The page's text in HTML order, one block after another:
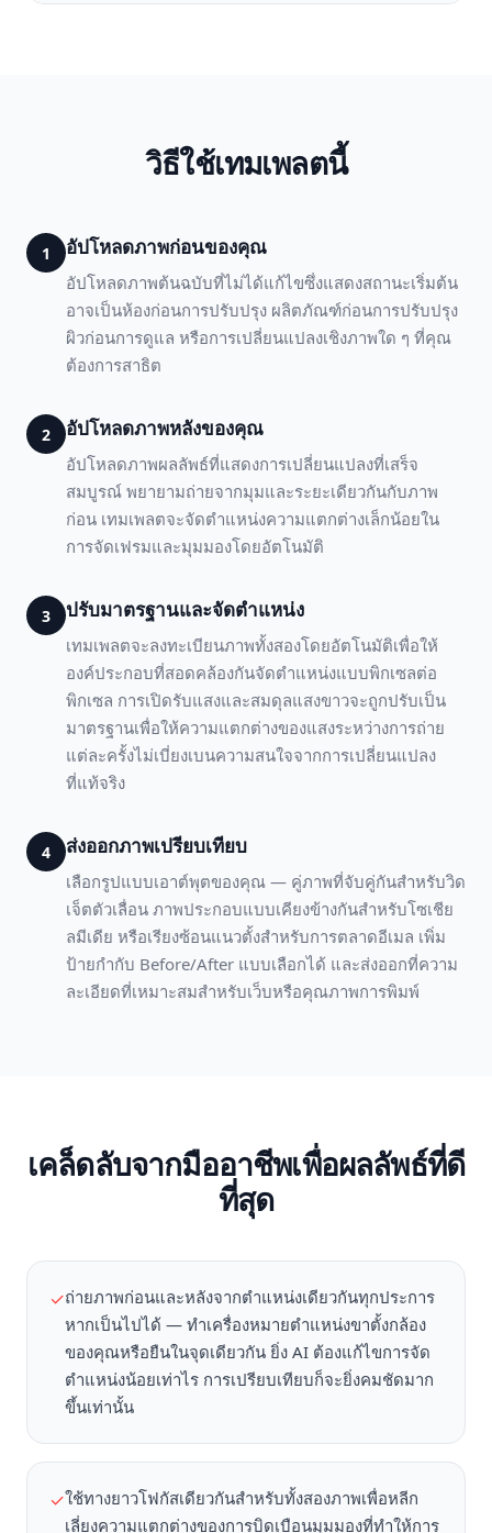
วิธีใช้เทมเพลตนี้
1 อัปโหลดภาพก่อนของคุณ
อัปโหลดภาพต้นฉบับที่ไม่ได้แก้ไขซึ่งแสดงสถานะเริ่มต้น
อาจเป็นห้องก่อนการปรับปรุง ผลิตภัณฑ์ก่อนการปรับปรุง
ผิวก่อนการดูแล หรือการเปลี่ยนแปลงเชิงภาพใด ๆ ที่คุณ
ต้องการสาธิต
2 อัปโหลดภาพหลังของคุณ
อัปโหลดภาพผลลัพธ์ที่แสดงการเปลี่ยนแปลงที่เสร็จ
สมบูรณ์ พยายามถ่ายจากมุมและระยะเดียวกันกับภาพ
ก่อน เทมเพลตจะจัดตำแหน่งความแตกต่างเล็กน้อยใน
การจัดเฟรมและมุมมองโดยอัตโนมัติ
3 ปรับมาตรฐานและจัดตำแหน่ง
เทมเพลตจะลงทะเบียนภาพทั้งสองโดยอัตโนมัติเพื่อให้
องค์ประกอบที่สอดคล้องกันจัดตำแหน่งแบบพิกเซลต่อ
พิกเซล การเปิดรับแสงและสมดุลแสงขาวจะถูกปรับเป็น
มาตรฐานเพื่อให้ความแตกต่างของแสงระหว่างการถ่าย
แต่ละครั้งไม่เบี่ยงเบนความสนใจจากการเปลี่ยนแปลง
ที่แท้จริง
4 ส่งออกภาพเปรียบเทียบ
เลือกรูปแบบเอาต์พุตของคุณ — คู่ภาพที่จับคู่กันสำหรับวิด
เจ็ตตัวเลื่อน ภาพประกอบแบบเคียงข้างกันสำหรับโซเชีย
ลมีเดีย หรือเรียงซ้อนแนวตั้งสำหรับการตลาดอีเมล เพิ่ม
ป้ายกำกับ Before/After แบบเลือกได้ และส่งออกที่ความ
ละเอียดที่เหมาะสมสำหรับเว็บหรือคุณภาพการพิมพ์
เคล็ดลับจากมืออาชีพเพื่อผลลัพธ์ที่ดี
ที่สุด
✓ถ่ายภาพก่อนและหลังจากตำแหน่งเดียวกันทุกประการ
หากเป็นไปได้ — ทำเครื่องหมายตำแหน่งขาตั้งกล้อง
ของคุณหรือยืนในจุดเดียวกัน ยิ่ง AI ต้องแก้ไขการจัด
ตำแหน่งน้อยเท่าไร การเปรียบเทียบก็จะยิ่งคมชัดมาก
ขึ้นเท่านั้น
✓ใช้ทางยาวโฟกัสเดียวกันสำหรับทั้งสองภาพเพื่อหลีก
เลี่ยงความแตกต่างของการบิดเบือนมุมมองที่ทำให้การ